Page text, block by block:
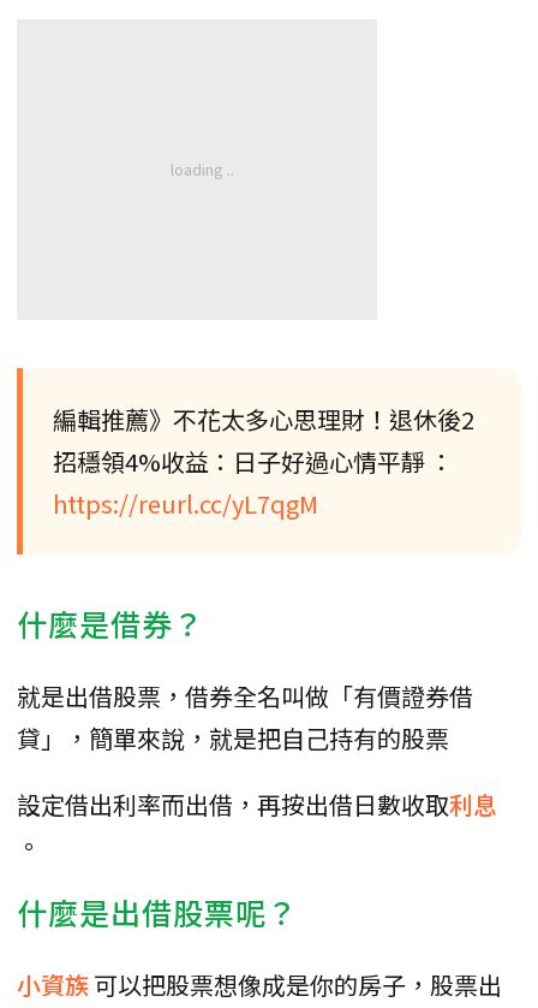
編輯推薦》不花太多心思理財！退休後2
招穩領4%收益：日子好過心情平靜 ：
https://reurl.cc/yL7qgM
什麼是借券？
就是出借股票，借券全名叫做「有價證券借
貸」，簡單來說，就是把自己持有的股票
設定借出利率而出借，再按出借日數收取利息
。
什麼是出借股票呢？
小資族可以把股票想像成是你的房子，股票出